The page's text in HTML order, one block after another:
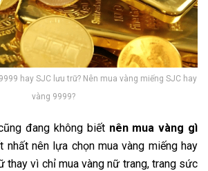
hay SJC lưu trữ? Nên mua vàng miếng SJC hay
vàng 9999?
đang không biết nên mua vàng gì
nhất nên lựa chọn mua vàng miếng hay
thay vì chỉ mua vàng nữ trang, trang sức